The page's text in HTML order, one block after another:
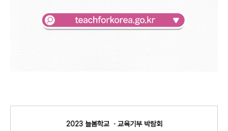
2023 늘봄학교 ㆍ교육기부 박람회